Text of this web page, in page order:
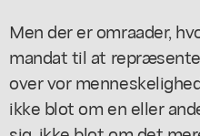
Men der er omraader,
mandat til at
over vor
ikke blot om en eller